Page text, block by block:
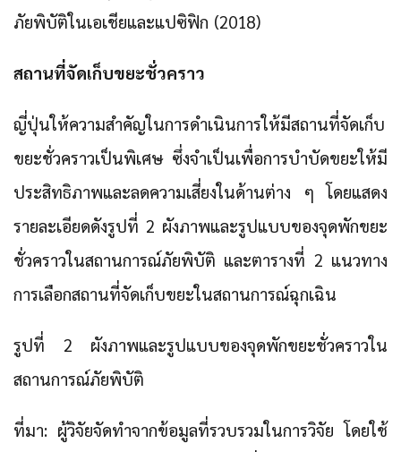
ภัยพิบัติในเอเชียและแปซิฟิก (2018)
สถานที่จัดเก็บขยะชั่วคราว
ญี่ปุ่นให้ความสำคัญในการดำเนินการให้มีสถานที่จัดเก็บ
ขยะชั่วคราวเป็นพิเศษ ซึ่งจำเป็นเพื่อการบำบัดขยะให้มี
ประสิทธิภาพและลดความเสี่ยงในด้านต่าง ๆ โดยแสดง
รายละเอียดดังรูปที่ 2 ผังภาพและรูปแบบของจุดพักขยะ
ชั่วคราวในสถานการณ์ภัยพิบัติ และตารางที่ 2 แนวทาง
การเลือกสถานที่จัดเก็บขยะในสถานการณ์ฉุกเฉิน
รูปที่ 2 ผังภาพและรูปแบบของจุดพักขยะชั่วคราวใน
สถานการณ์ภัยพิบัติ
ที่มา: ผู้วิจัยจัดทำจากข้อมูลที่รวบรวมในการวิจัย โดยใช้